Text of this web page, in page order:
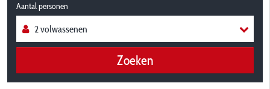
Aantal personen
Zoeken